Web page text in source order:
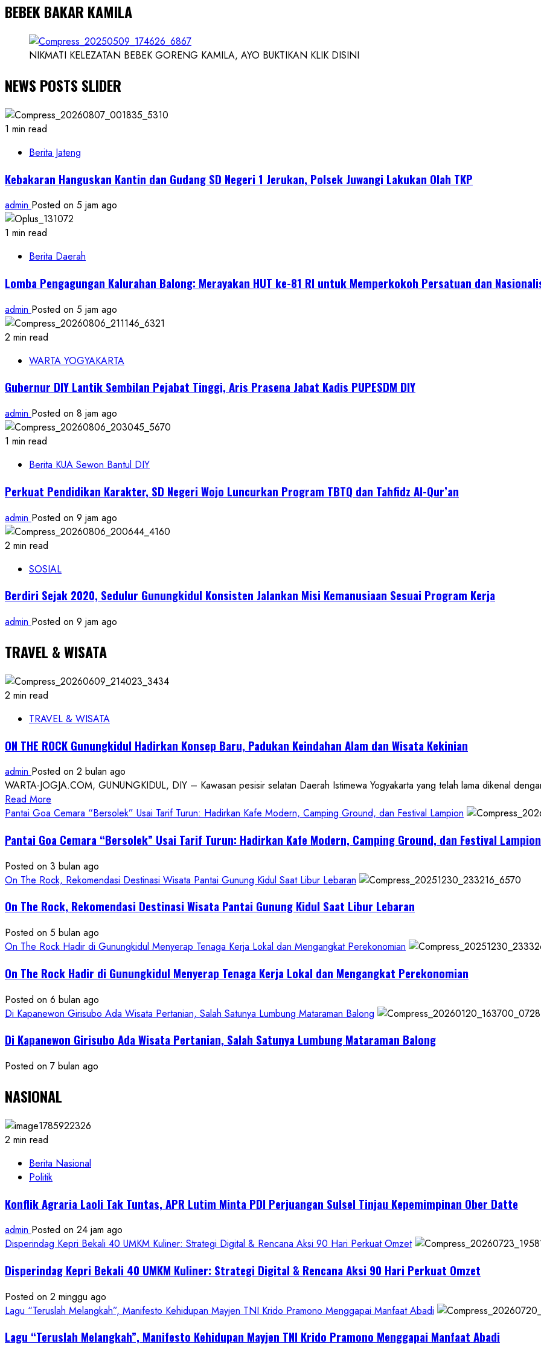
BEBEK BAKAR KAMILA
NIKMATI KELEZATAN BEBEK GORENG KAMILA, AYO BUKTIKAN KLIK DISINI
NEWS POSTS SLIDER
1 min read
Berita Jateng
Kebakaran Hanguskan Kantin dan Gudang SD Negeri 1 Jerukan, Polsek Juwangi Lakukan Olah TKP
admin Posted on 5 jam ago
1 min read
Berita Daerah
Lomba Pengagungan Kalurahan Balong: Merayakan HUT ke-81 RI untuk Memperkokoh Persatuan dan
admin Posted on 5 jam ago
2 min read
WARTA YOGYAKARTA
Gubernur DIY Lantik Sembilan Pejabat Tinggi, Aris Prasena Jabat Kadis PUPESDM DIY
admin Posted on 8 jam ago
1 min read
Berita KUA Sewon Bantul DIY
Perkuat Pendidikan Karakter, SD Negeri Wojo Luncurkan Program TBTQ dan Tahfidz Al-Qur’an
admin Posted on 9 jam ago
2 min read
SOSIAL
Berdiri Sejak 2020, Sedulur Gunungkidul Konsisten Jalankan Misi Kemanusiaan Sesuai Program Kerja
admin Posted on 9 jam ago
TRAVEL & WISATA
2 min read
TRAVEL & WISATA
ON THE ROCK Gunungkidul Hadirkan Konsep Baru, Padukan Keindahan Alam dan Wisata Kekinian
admin Posted on 2 bulan ago
WARTA-JOGJA.COM, GUNUNGKIDUL, DIY – Kawasan pesisir selatan Daerah Istimewa Yogyakarta yang telah lama dikenal
Read More
more
ON
ROCK
Gunungkidul
Konsep
Padukan
Keindahan
dan
Wisata
Kekinian
Pantai Goa Cemara “Bersolek” Usai Tarif Turun: Hadirkan Kafe Modern, Camping Ground, dan Festival Lampion
Pantai Goa Cemara “Bersolek” Usai Tarif Turun: Hadirkan Kafe Modern, Camping Ground, dan Festival Lampion
Posted on 3 bulan ago
On The Rock, Rekomendasi Destinasi Wisata Pantai Gunung Kidul Saat Libur Lebaran
On The Rock, Rekomendasi Destinasi Wisata Pantai Gunung Kidul Saat Libur Lebaran
Posted on 5 bulan ago
On The Rock Hadir di Gunungkidul Menyerap Tenaga Kerja Lokal dan Mengangkat Perekonomian
On The Rock Hadir di Gunungkidul Menyerap Tenaga Kerja Lokal dan Mengangkat Perekonomian
Posted on 6 bulan ago
Di Kapanewon Girisubo Ada Wisata Pertanian, Salah Satunya Lumbung Mataraman Balong
Di Kapanewon Girisubo Ada Wisata Pertanian, Salah Satunya Lumbung Mataraman Balong
Posted on 7 bulan ago
NASIONAL
2 min read
Berita Nasional
Politik
Konflik Agraria Laoli Tak Tuntas, APR Lutim Minta PDI Perjuangan Sulsel Tinjau Kepemimpinan Ober Datte
admin Posted on 24 jam ago
Disperindag Kepri Bekali 40 UMKM Kuliner: Strategi Digital & Rencana Aksi 90 Hari Perkuat Omzet
Disperindag Kepri Bekali 40 UMKM Kuliner: Strategi Digital & Rencana Aksi 90 Hari Perkuat Omzet
Posted on 2 minggu ago
Lagu “Teruslah Melangkah”, Manifesto Kehidupan Mayjen TNI Krido Pramono Menggapai Manfaat Abadi
Lagu “Teruslah Melangkah”, Manifesto Kehidupan Mayjen TNI Krido Pramono Menggapai Manfaat Abadi